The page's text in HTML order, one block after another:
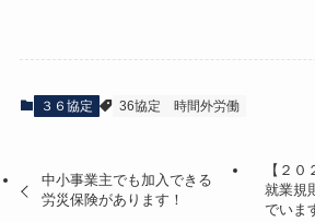
３６協定 36協定 時間外労働
中小事業主でも加入できる
労災保険があります！
【２０
就業規
でいま